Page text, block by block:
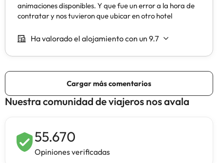
Nuestra comunidad de viajeros nos avala
55.670
Opiniones verificadas